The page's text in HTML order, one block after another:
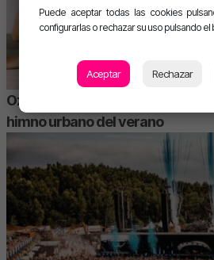
Ozuna y Omar Courtz unen
himno urbano del verano
Puede aceptar todas las cookies
configurarlas o rechazar su uso pulsando el
Aceptar Rechazar